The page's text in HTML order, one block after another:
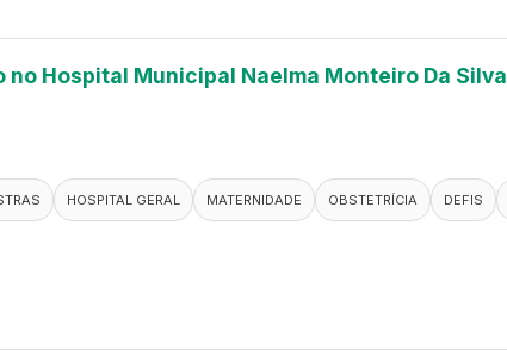
Hospital Municipal Naelma Monteiro Da Silva
HOSPITAL GERAL MATERNIDADE OBSTETRÍCIA DEFIS